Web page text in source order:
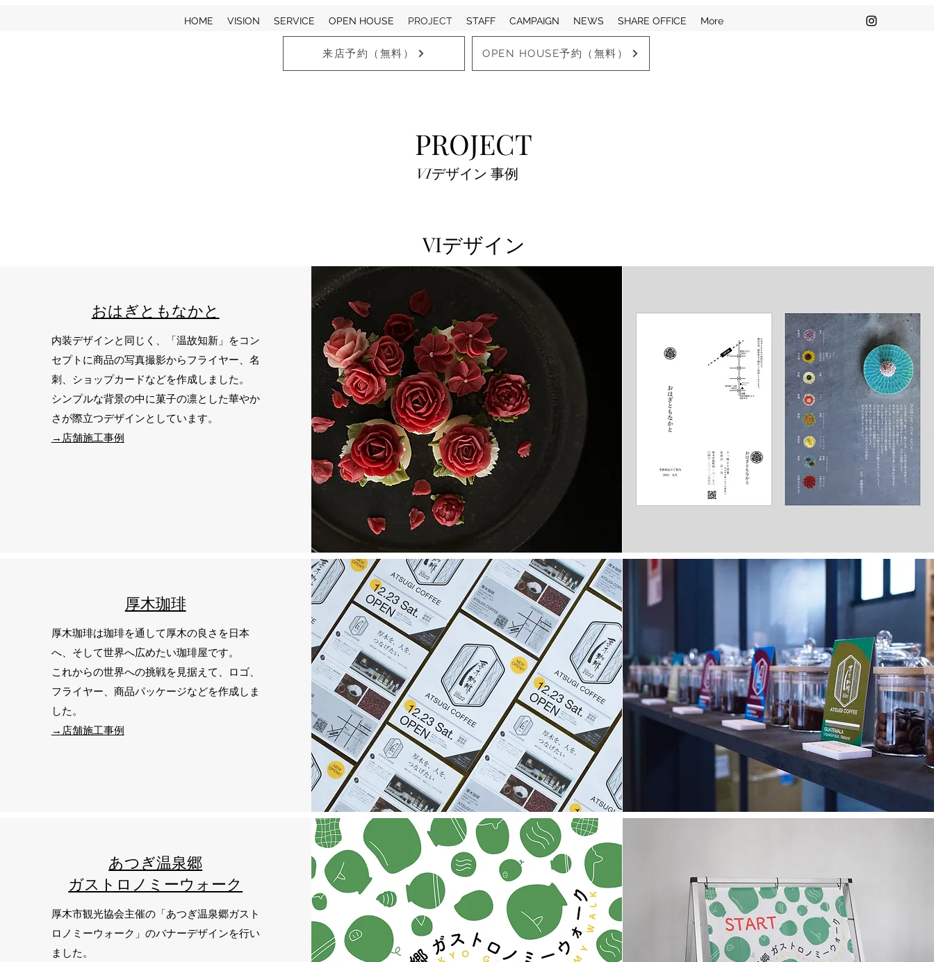
HOME VISION SERVICE OPEN HOUSE PROJECT STAFF CAMPAIGN NEWS SHARE OFFICE More
来店予約（無料） OPEN HOUSE予約（無料）
PROJECT
​VIデザイン 事例
VIデザイン
おはぎともなかと
内装デザインと同じく、「温故知新」をコン
セプトに商品の写真撮影からフライヤー、名
刺、ショップカードなどを作成しました。
シンプルな背景の中に菓子の凛とした華やか
さが際立つデザインとしています。
​→店舗施工事例
厚木珈琲
厚木珈琲は珈琲を通して厚木の良さを日本
へ、そして世界へ広めたい珈琲屋です。
これからの世界への挑戦を見据えて、ロゴ、
フライヤー、商品パッケージなどを作成しま
した。
→店舗施工事例
あつぎ温泉郷
​ガストロノミーウォーク
厚木市観光協会主催の「あつぎ温泉郷ガスト
ロノミーウォーク」のバナーデザインを行い
ました。